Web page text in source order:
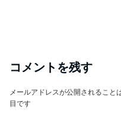
コメントを残す
メールアドレスが公開されること
目です